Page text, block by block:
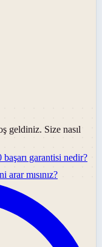
geldiniz. Size nasıl
başarı garantisi nedir?
arar mısınız?